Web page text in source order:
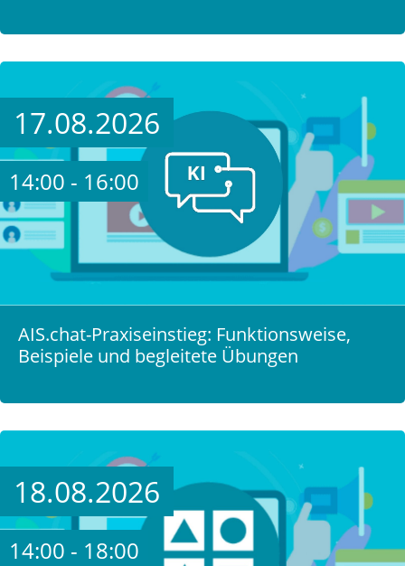
17.08.2026
14:00 - 16:00
AIS.chat-Praxiseinstieg: Funktionsweise,
Beispiele und begleitete Übungen
18.08.2026
14:00 - 18:00